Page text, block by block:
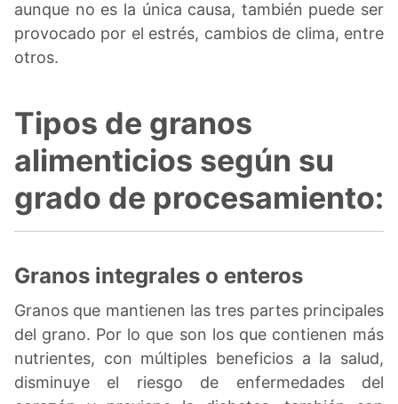
aunque no es la única causa, también puede ser
provocado por el estrés, cambios de clima, entre
otros.
Tipos de granos
alimenticios según su
grado de procesamiento:
Granos integrales o enteros
Granos que mantienen las tres partes principales
del grano. Por lo que son los que contienen más
nutrientes, con múltiples beneficios a la salud,
disminuye el riesgo de enfermedades del